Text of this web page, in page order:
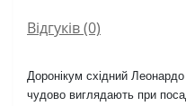
Відгуків (0)
Доронікум східний
чудово виглядають при